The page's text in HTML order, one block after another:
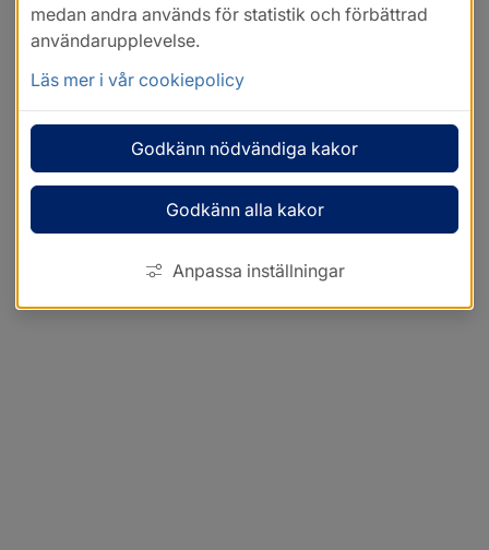
medan andra används för statistik och förbättrad
användarupplevelse.
Läs mer i vår cookiepolicy
Godkänn nödvändiga kakor
Godkänn alla kakor
Anpassa inställningar